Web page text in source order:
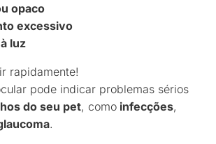
opaco
excessivo
luz
rapidamente!
pode indicar problemas sérios
do seu pet, como infecções,
.